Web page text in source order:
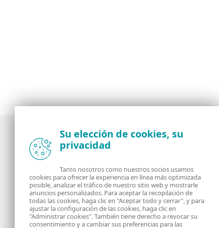
Noticias, opiniones y análisis de la comunidad de
seguridad de ESET
Acerca de RSS Feed
Contáctanos Dirección
Su elección de cookies, su
privacidad
Tanto nosotros como nuestros socios usamos
cookies para ofrecer la experiencia en línea más optimizada
posible, analizar el tráfico de nuestro sitio web y mostrarle
anuncios personalizados. Para aceptar la recopilación de
todas las cookies, haga clic en "Aceptar todo y cerrar", y para
ajustar la configuración de las cookies, haga clic en
"Administrar cookies". También tiene derecho a revocar su
consentimiento y a cambiar sus preferencias para las